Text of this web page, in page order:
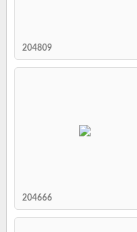
204809
204666